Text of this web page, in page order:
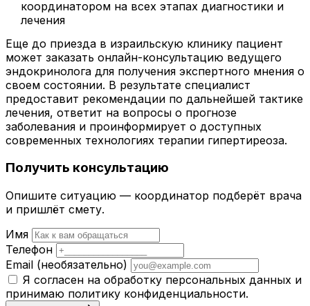
координатором на всех этапах диагностики и
лечения
Еще до приезда в израильскую клинику пациент
может заказать онлайн-консультацию ведущего
эндокринолога для получения экспертного мнения о
своем состоянии. В результате специалист
предоставит рекомендации по дальнейшей тактике
лечения, ответит на вопросы о прогнозе
заболевания и проинформирует о доступных
современных технологиях терапии гипертиреоза.
Получить консультацию
Опишите ситуацию — координатор подберёт врача
и пришлёт смету.
Имя
Телефон
Email (необязательно)
Я согласен на обработку персональных данных и
принимаю политику конфиденциальности.